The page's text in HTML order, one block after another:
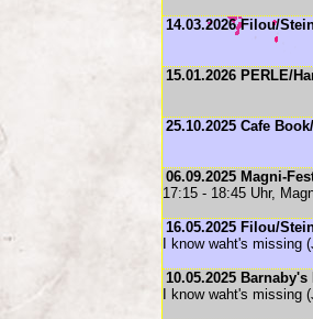
14.03.2026 Filou/
15.01.2026 PERLE/
25.10.2025 Cafe
06.09.2025 Magni-
17:15 - 18:45 Uhr,
16.05.2025 Filou/
I know waht's missing
10.05.2025
I know waht's missing